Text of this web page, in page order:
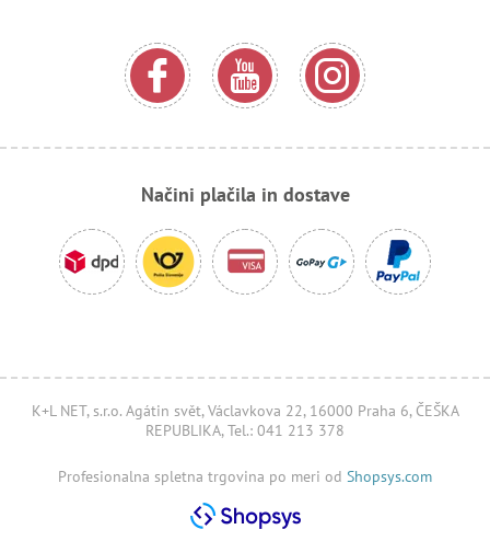
Načini plačila in dostave
K+L NET, s.r.o. Agátin svět, Václavkova 22, 16000 Praha 6, ČEŠKA
REPUBLIKA, Tel.: 041 213 378
Profesionalna spletna trgovina po meri od Shopsys.com